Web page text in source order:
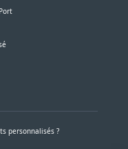
personnalisés ?